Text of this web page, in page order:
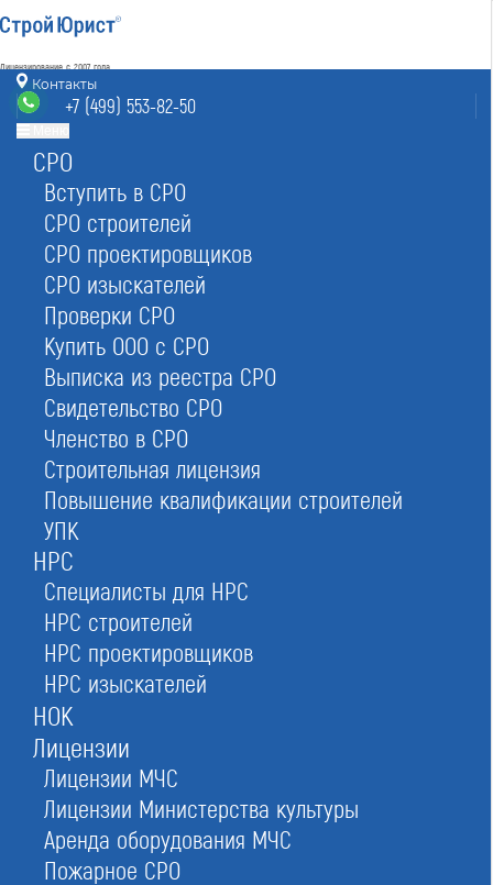
Лицензирование с 2007 года
4.93
Наш рейтинг
80отзывов
8 (800) 700-15-25
без выходных 7:00-20:00
+7 (499) 553-82-50
Москва, ст. м.«Баррикадная»,
ул. Большая Грузинская 12, строение 2, офис 9
Контакты
+7 (499) 553-82-50
СРО
Вступить в СРО
СРО строителей
СРО проектировщиков
СРО изыскателей
Проверки СРО
Купить ООО с СРО
Выписка из реестра СРО
Свидетельство СРО
Членство в СРО
Строительная лицензия
Повышение квалификации строителей
УПК
НРС
Специалисты для НРС
НРС строителей
НРС проектировщиков
НРС изыскателей
НОК
Лицензии
Лицензии МЧС
Лицензии Министерства культуры
Аренда оборудования МЧС
Пожарное СРО
Главная Реестр СРО Проектировщиков
Ассоциация «Стройспецпроект»
Оставьте заявку прямо сейчас
Заказать консультацию
При отправке данной формы вы соглашаетесь с политикой о предоставлении
персональных данных.